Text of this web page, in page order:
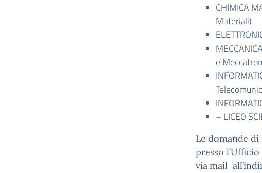
CHIMICA
Materiali)
e
– LICEO
Le domande
presso
via mail